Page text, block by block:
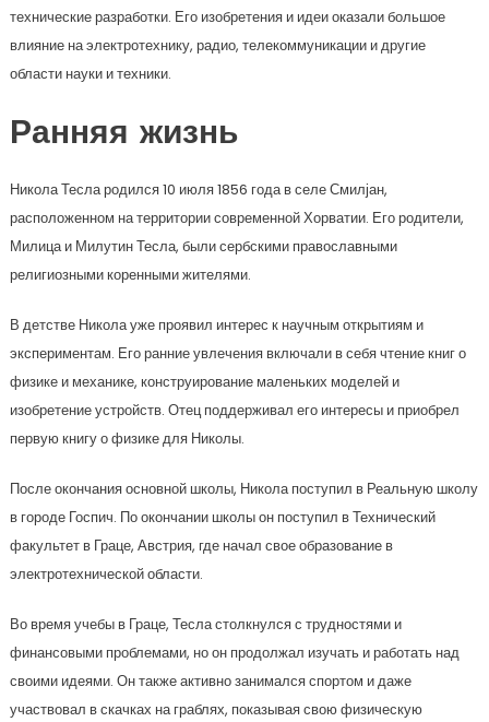
технические разработки. Его изобретения и идеи оказали большое
влияние на электротехнику, радио, телекоммуникации и другие
области науки и техники.
Ранняя жизнь
Никола Тесла родился 10 июля 1856 года в селе Смилјан,
расположенном на территории современной Хорватии. Его родители,
Милица и Милутин Тесла, были сербскими православными
религиозными коренными жителями.
В детстве Никола уже проявил интерес к научным открытиям и
экспериментам. Его ранние увлечения включали в себя чтение книг о
физике и механике, конструирование маленьких моделей и
изобретение устройств. Отец поддерживал его интересы и приобрел
первую книгу о физике для Николы.
После окончания основной школы, Никола поступил в Реальную школу
в городе Госпич. По окончании школы он поступил в Технический
факультет в Граце, Австрия, где начал свое образование в
электротехнической области.
Во время учебы в Граце, Тесла столкнулся с трудностями и
финансовыми проблемами, но он продолжал изучать и работать над
своими идеями. Он также активно занимался спортом и даже
участвовал в скачках на граблях, показывая свою физическую